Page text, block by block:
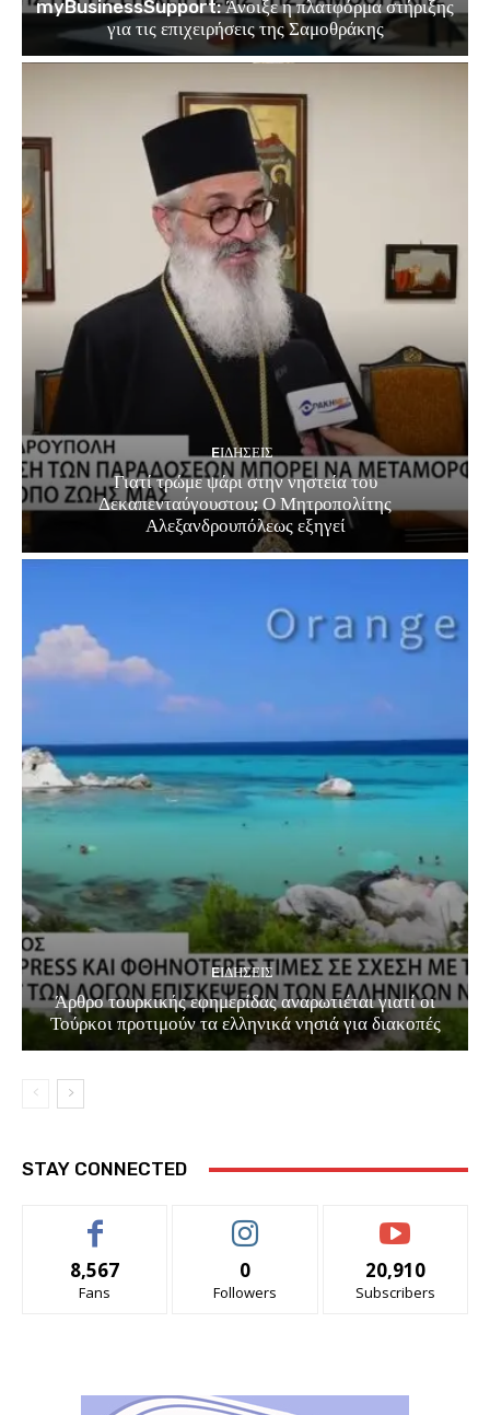
myBusinessSupport: Άνοιξε η πλατφόρμα στήριξης
για τις επιχειρήσεις της Σαμοθράκης
EΙΔΗΣΕΙΣ
Γιατί τρώμε ψάρι στην νηστεία του
Δεκαπενταύγουστου; Ο Μητροπολίτης
Αλεξανδρουπόλεως εξηγεί
EΙΔΗΣΕΙΣ
Άρθρο τουρκικής εφημερίδας αναρωτιέται γιατί οι
Τούρκοι προτιμούν τα ελληνικά νησιά για διακοπές
STAY CONNECTED
8,567
Fans
0
Followers
20,910
Subscribers